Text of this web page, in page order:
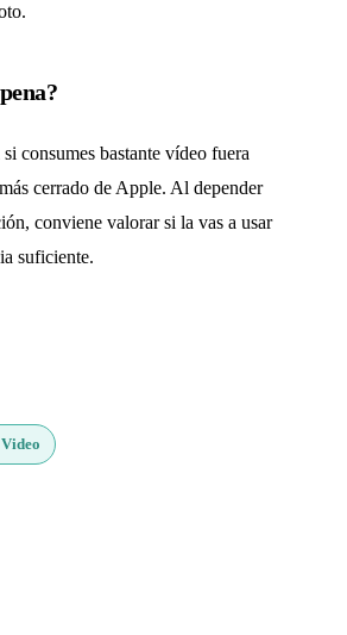
consumes bastante vídeo fuera
cerrado de Apple. Al depender
conviene valorar si la vas a usar
suficiente.